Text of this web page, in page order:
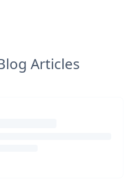
Articles